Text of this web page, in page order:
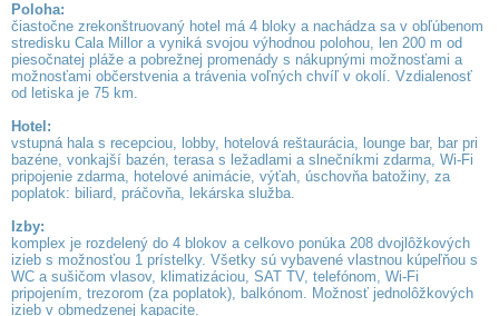
Poloha:
čiastočne zrekonštruovaný hotel má 4 bloky a nachádza sa v obľúbenom
stredisku Cala Millor a vyniká svojou výhodnou polohou, len 200 m od
piesočnatej pláže a pobrežnej promenády s nákupnými možnosťami a
možnosťami občerstvenia a trávenia voľných chvíľ v okolí. Vzdialenosť
od letiska je 75 km.
Hotel:
vstupná hala s recepciou, lobby, hotelová reštaurácia, lounge bar, bar pri
bazéne, vonkajší bazén, terasa s ležadlami a slnečníkmi zdarma, Wi-Fi
pripojenie zdarma, hotelové animácie, výťah, úschovňa batožiny, za
poplatok: biliard, práčovňa, lekárska služba.
Izby:
komplex je rozdelený do 4 blokov a celkovo ponúka 208 dvojlôžkových
izieb s možnosťou 1 prístelky. Všetky sú vybavené vlastnou kúpeľňou s
WC a sušičom vlasov, klimatizáciou, SAT TV, telefónom, Wi-Fi
pripojením, trezorom (za poplatok), balkónom. Možnosť jednolôžkových
izieb v obmedzenej kapacite.